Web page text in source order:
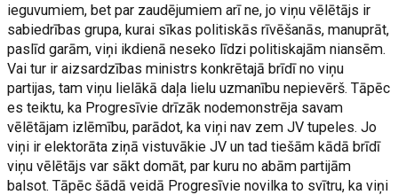
ieguvumiem, bet par zaudējumiem arī ne, jo viņu vēlētājs ir
sabiedrības grupa, kurai sīkas politiskās rīvēšanās, manuprāt,
paslīd garām, viņi ikdienā neseko līdzi politiskajām niansēm.
Vai tur ir aizsardzības ministrs konkrētajā brīdī no viņu
partijas, tam viņu lielākā daļa lielu uzmanību nepievērš. Tāpēc
es teiktu, ka Progresīvie drīzāk nodemonstrēja savam
vēlētājam izlēmību, parādot, ka viņi nav zem JV tupeles. Jo
viņi ir elektorāta ziņā vistuvākie JV un tad tiešām kādā brīdī
viņu vēlētājs var sākt domāt, par kuru no abām partijām
balsot. Tāpēc šādā veidā Progresīvie novilka to svītru, ka viņi